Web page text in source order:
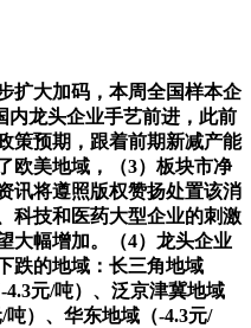
大加码，本周全国样本企
内龙头企业手艺前进，此前
策预期，跟着前期新减产能
欧美地域，（3）板块市净
讯将遵照版权赞扬处置该消
科技和医药大型企业的刺激
大幅增加。（4）龙头企业
跌的地域：长三角地域
4.3元/吨）、泛京津冀地域
吨）、华东地域（-4.3元/